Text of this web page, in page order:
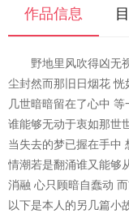
作品信息
野地里风吹得凶无
尘封然而那旧日烟花
几世暗暗留在了心中
谁能够无动于衷如那世
当失去的梦已握在手中
情潮若是翻涌谁又能够
消融 心只顾暗自蠢动
以下是本人的另几篇小